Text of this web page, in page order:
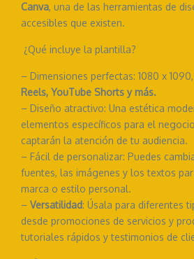
Canva, una de las herramientas de
accesibles que existen.
¿Qué incluye la plantilla?
– Dimensiones perfectas: 1080 x 1090,
Reels, YouTube Shorts y más.
– Diseño atractivo: Una estética
elementos específicos para el
captarán la atención de tu audiencia.
– Fácil de personalizar: Puedes
fuentes, las imágenes y los textos
marca o estilo personal.
– Versatilidad: Úsala para diferentes
desde promociones de servicios y
tutoriales rápidos y testimonios de